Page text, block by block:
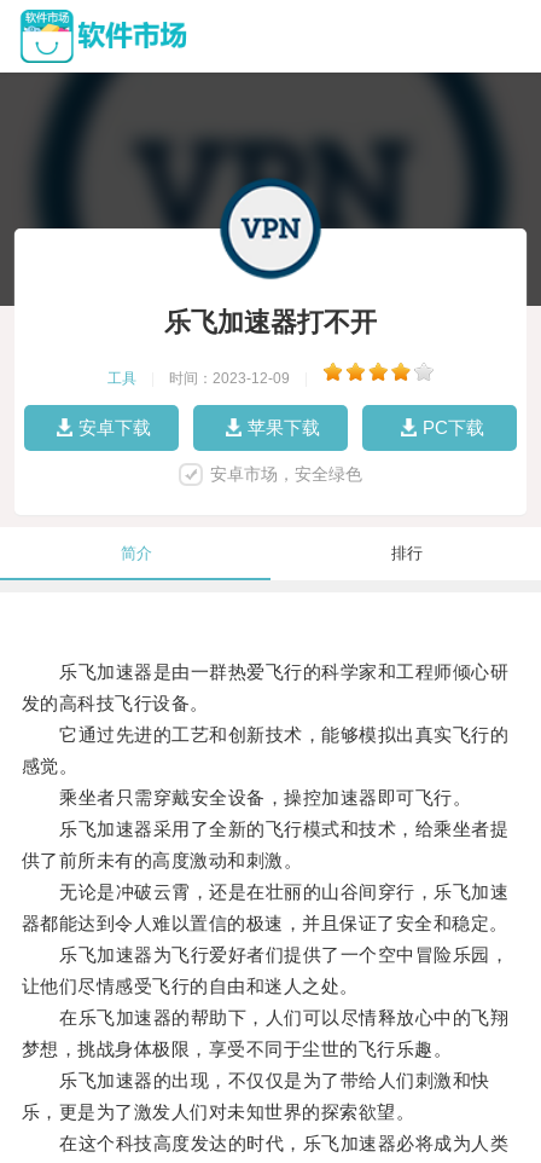
乐飞加速器打不开
工具 时间：2023-12-09
安卓下载 苹果下载 PC下载
安卓市场，安全绿色
简介 排行
乐飞加速器是由一群热爱飞行的科学家和工程师倾心研
发的高科技飞行设备。
它通过先进的工艺和创新技术，能够模拟出真实飞行的
感觉。
乘坐者只需穿戴安全设备，操控加速器即可飞行。
乐飞加速器采用了全新的飞行模式和技术，给乘坐者提
供了前所未有的高度激动和刺激。
无论是冲破云霄，还是在壮丽的山谷间穿行，乐飞加速
器都能达到令人难以置信的极速，并且保证了安全和稳定。
乐飞加速器为飞行爱好者们提供了一个空中冒险乐园，
让他们尽情感受飞行的自由和迷人之处。
在乐飞加速器的帮助下，人们可以尽情释放心中的飞翔
梦想，挑战身体极限，享受不同于尘世的飞行乐趣。
乐飞加速器的出现，不仅仅是为了带给人们刺激和快
乐，更是为了激发人们对未知世界的探索欲望。
在这个科技高度发达的时代，乐飞加速器必将成为人类